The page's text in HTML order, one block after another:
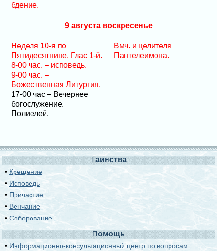
бдение.
9 августа воскресенье
Неделя 10-я по
Пятидесятнице. Глас 1-й.
8-00 час. – исповедь.
9-00 час. –
Божественная Литургия.
17-00 час – Вечернее
богослужение.
Полиелей.
Вмч. и целителя
Пантелеимона.
Таинства
• Крещение
• Исповедь
• Причастие
• Венчание
•Соборование
Помощь
• Информационно-консультационный центр по вопросам